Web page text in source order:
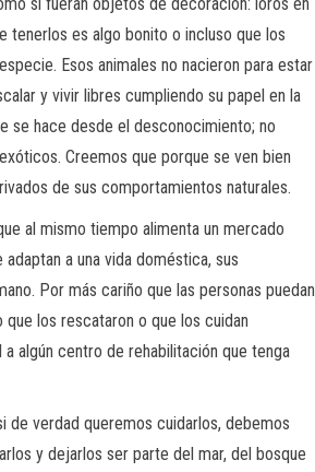
tenerlos es algo bonito o incluso que los
Esos animales no nacieron para estar
y vivir libres cumpliendo su papel en la
se hace desde el desconocimiento; no
Creemos que porque se ven bien
de sus comportamientos naturales.
al mismo tiempo alimenta un mercado
a una vida doméstica, sus
Por más cariño que las personas puedan
los rescataron o que los cuidan
algún centro de rehabilitación que tenga
de verdad queremos cuidarlos, debemos
y dejarlos ser parte del mar, del bosque